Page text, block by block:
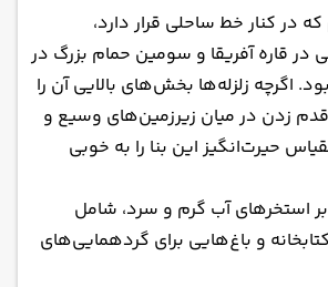
در کنار خط ساحلی قرار دارد،
در قاره آفریقا و سومین حمام بزرگ در
اگرچه زلزله‌ها بخش‌های بالایی آن را
قدم زدن در میان زیرزمین‌های وسیع و
حیرت‌انگیز این بنا را به خوبی
استخرهای آب گرم و سرد، شامل
و باغ‌هایی برای گردهمایی‌های